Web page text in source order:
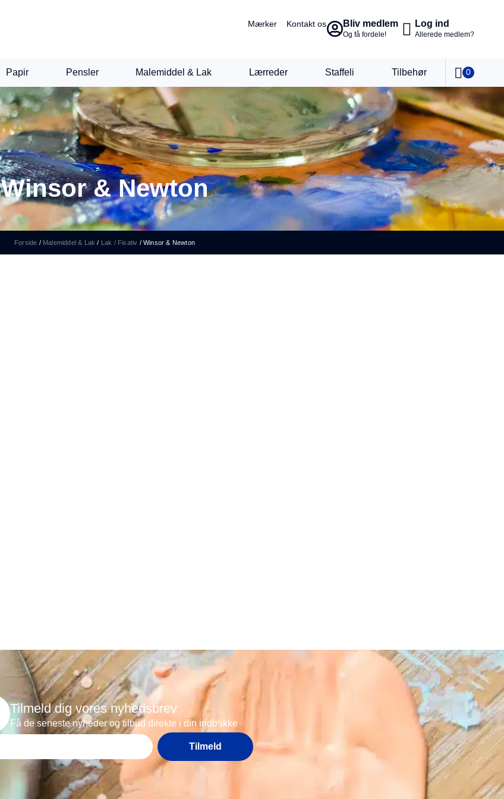
Mærker Kontakt os Bliv medlem
Og få fordele!
Log ind
Allerede medlem?
Papir Pensler Malemiddel & Lak Lærreder Staffeli Tilbehør 0
Winsor & Newton
Forside / Malemiddel & Lak / Lak / Fixativ /Winsor & Newton
Tilmeld dig vores nyhedsbrev
Få de seneste nyheder og tilbud direkte i din indbakke
Tilmeld